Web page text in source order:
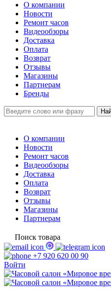
О компании
Новости
Ремонт часов
Видеообзоры
Доставка
Оплата
Возврат
Отзывы
Магазины
Партнерам
Бренды
О компании
Новости
Ремонт часов
Видеообзоры
Доставка
Оплата
Возврат
Отзывы
Магазины
Партнерам
Поиск товара
+7 920 620 00 90
Войти